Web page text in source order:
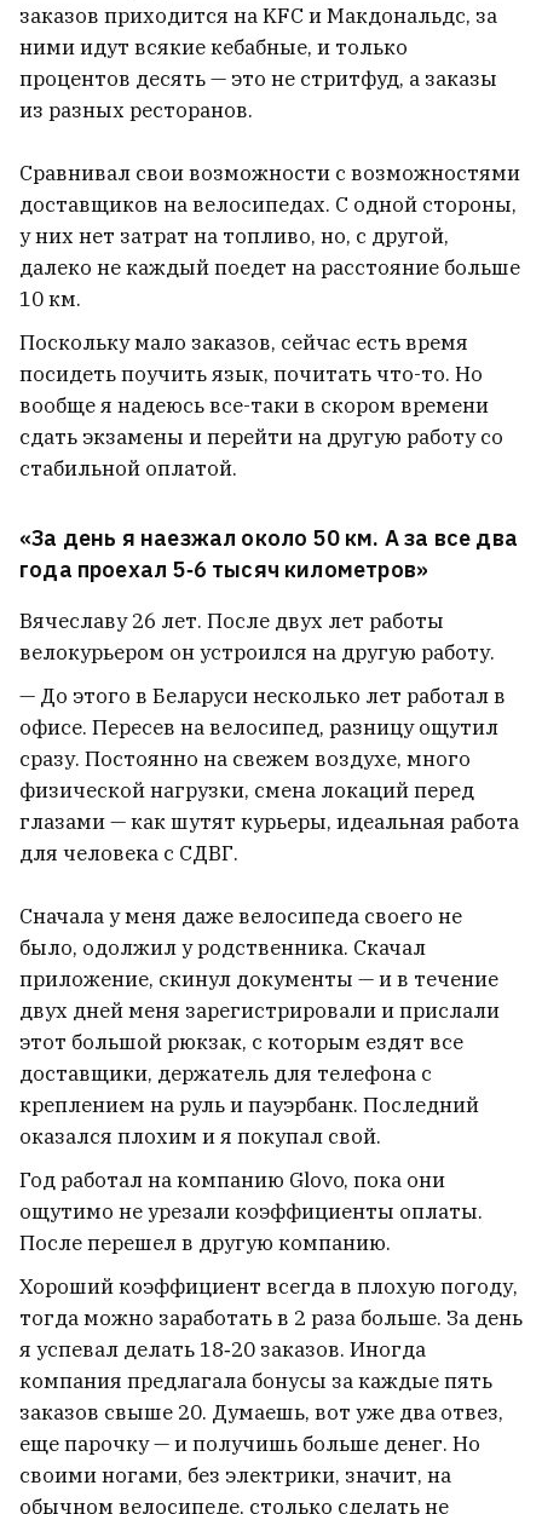
заказов приходится на KFC и Макдональдс, за
ними идут всякие кебабные, и только
процентов десять — это не стритфуд, а заказы
из разных ресторанов.
Сравнивал свои возможности с возможностями
доставщиков на велосипедах. С одной стороны,
у них нет затрат на топливо, но, с другой,
далеко не каждый поедет на расстояние больше
10 км.
Поскольку мало заказов, сейчас есть время
посидеть поучить язык, почитать что-то. Но
вообще я надеюсь все-таки в скором времени
сдать экзамены и перейти на другую работу со
стабильной оплатой.
«За день я наезжал около 50 км. А за все два
года проехал 5‑6 тысяч километров»
Вячеславу 26 лет. После двух лет работы
велокурьером он устроился на другую работу.
— До этого в Беларуси несколько лет работал в
офисе. Пересев на велосипед, разницу ощутил
сразу. Постоянно на свежем воздухе, много
физической нагрузки, смена локаций перед
глазами — как шутят курьеры, идеальная работа
для человека с СДВГ.
Сначала у меня даже велосипеда своего не
было, одолжил у родственника. Скачал
приложение, скинул документы — и в течение
двух дней меня зарегистрировали и прислали
этот большой рюкзак, с которым ездят все
доставщики, держатель для телефона с
креплением на руль и пауэрбанк. Последний
оказался плохим и я покупал свой.
Год работал на компанию Glovo, пока они
ощутимо не урезали коэффициенты оплаты.
После перешел в другую компанию.
Хороший коэффициент всегда в плохую погоду,
тогда можно заработать в 2 раза больше. За день
я успевал делать 18‑20 заказов. Иногда
компания предлагала бонусы за каждые пять
заказов свыше 20. Думаешь, вот уже два отвез,
еще парочку — и получишь больше денег. Но
своими ногами, без электрики, значит, на
обычном велосипеде, столько сделать не
На белорусско-литовской границе
группа мигрантов напала на
пограничников. В Литве это
замалчивали больше недели
В Подмосковье загорелся главный
научный институт «Роскосмоса»
3
architects Андрусь Bezdar вышел из СИЗО
Пентагон готовит новую ядерную
стратегию на случай войны с Китаем
или Россией
Житель Бобруйска нашел в квартире
своего дяди антикварное оружие
ВСЕ НОВОСТИ →